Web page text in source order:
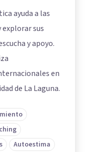
ayuda a las
sus
y apoyo.
en
de La Laguna.
Autoestima